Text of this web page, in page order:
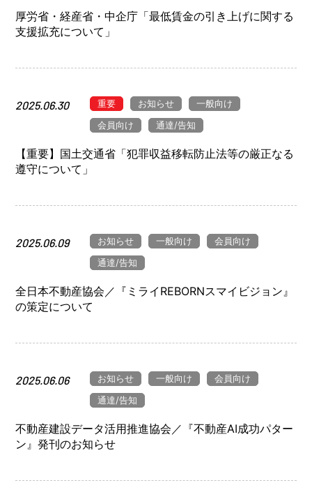
厚労省・経産省・中企庁「最低賃金の引き上げに関する
支援拡充について」
2025.06.30 重要 お知らせ
一般向け
会員向け
通達/告知
【重要】国土交通省「犯罪収益移転防止法等の厳正なる
遵守について」
2025.06.09 お知らせ 一般向け
会員向け
通達/告知
全日本不動産協会／『ミライREBORNスマイビジョン』
の策定について
2025.06.06 お知らせ 一般向け
会員向け
通達/告知
不動産建設データ活用推進協会／『不動産AI成功パター
ン』発刊のお知らせ